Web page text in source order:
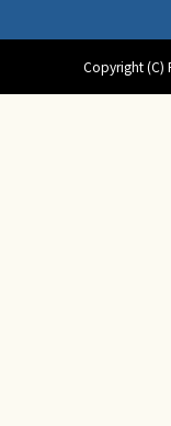
Copyright (C)